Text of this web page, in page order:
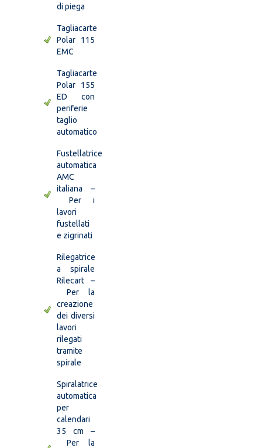
di piega
Tagliacarte
Polar 115
EMC
Tagliacarte
Polar 155
ED con
periferie
taglio
automatico
Fustellatrice
automatica
AMC
italiana –
Per i
lavori
fustellati
e zigrinati
Rilegatrice
a spirale
Rilecart –
Per la
creazione
dei diversi
lavori
rilegati
tramite
spirale
Spiralatrice
automatica
per
calendari
35 cm –
Per la